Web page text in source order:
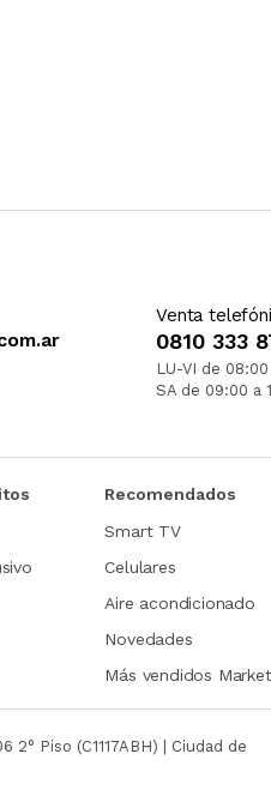
Venta
0810 333
LU-VI de
SA de 09:00 a
Recomendados
Smart TV
Celulares
Aire acondicionado
Novedades
Más vendidos
2° Piso (C1117ABH) | Ciudad de